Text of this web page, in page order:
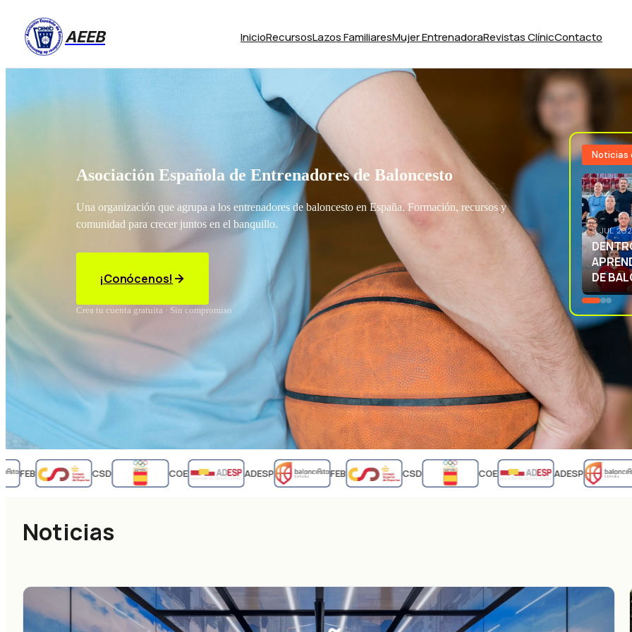
AEEB InicioRecursosLazos FamiliaresMujer EntrenadoraRevistas ClínicContacto
Asociación Española de Entrenadores de Baloncesto
Una organización que agrupa a los entrenadores de baloncesto en España. Formación, recursos y
comunidad para crecer juntos en el banquillo.
¡Conócenos!
Crea tu cuenta gratuita · Sin compromiso
Noticias
3 JUL
LA
FEB CSD COE ADESP FEB CSD COE ADESP
Noticias